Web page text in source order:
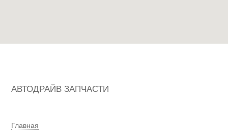
АВТОДРАЙВ ЗАПЧАСТИ
Главная